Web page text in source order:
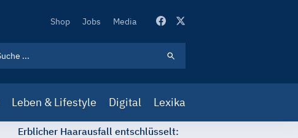
Secondary
Shop Jobs Media
Leben & Lifestyle Digital Lexika
Erblicher Haarausfall entschlüsselt: